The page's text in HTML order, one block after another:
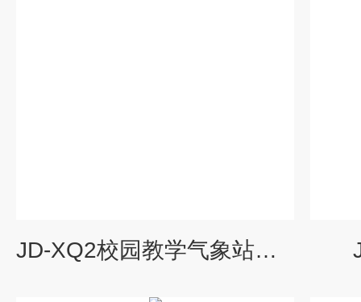
JD-XQ2校园教学气象站报价